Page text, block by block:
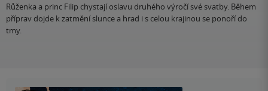
Růženka a princ Filip chystají oslavu druhého výročí své svatby. Během
příprav dojde k zatmění slunce a hrad i s celou krajinou se ponoří do
tmy.